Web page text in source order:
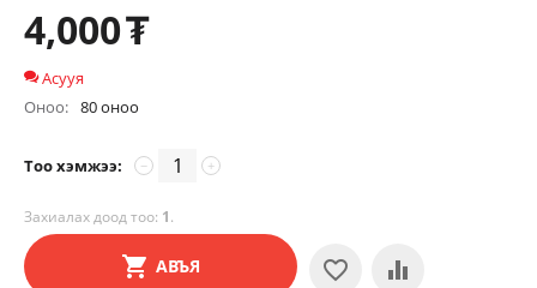
4,000₮
Асууя
Оноо: 80 оноо
Тоо хэмжээ: +
−
Захиалах доод тоо: 1.
АВЪЯ